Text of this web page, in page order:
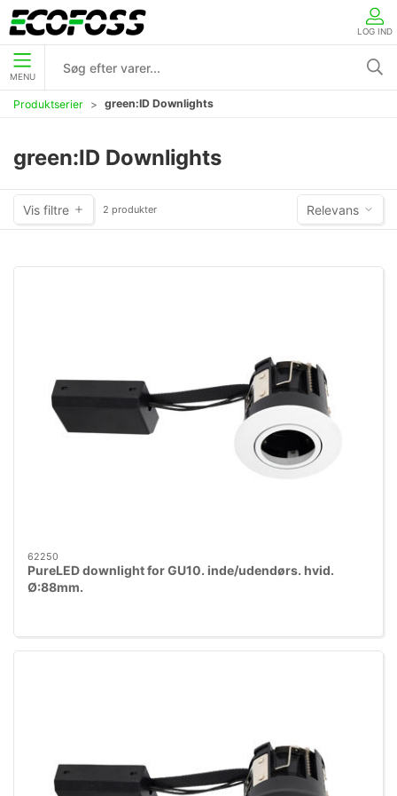
LOG IND
MENU
Produktserier green:ID Downlights
green:ID Downlights
Vis filtre 2 produkter Relevans
62250
PureLED downlight for GU10. inde/udendørs. hvid.
Ø:88mm.